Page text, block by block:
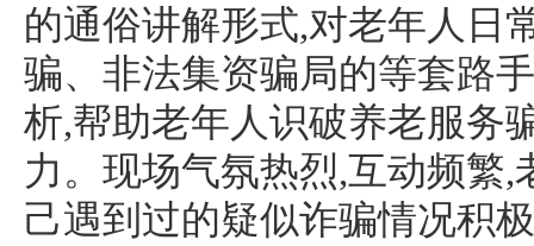
的通俗讲解形式,对老年人日
骗、非法集资骗局的等套路
析,帮助老年人识破养老服务
力。现场气氛热烈,互动频繁
己遇到过的疑似诈骗情况积